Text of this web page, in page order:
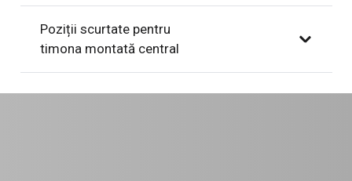
Poziții scurtate pentru
timona montată central